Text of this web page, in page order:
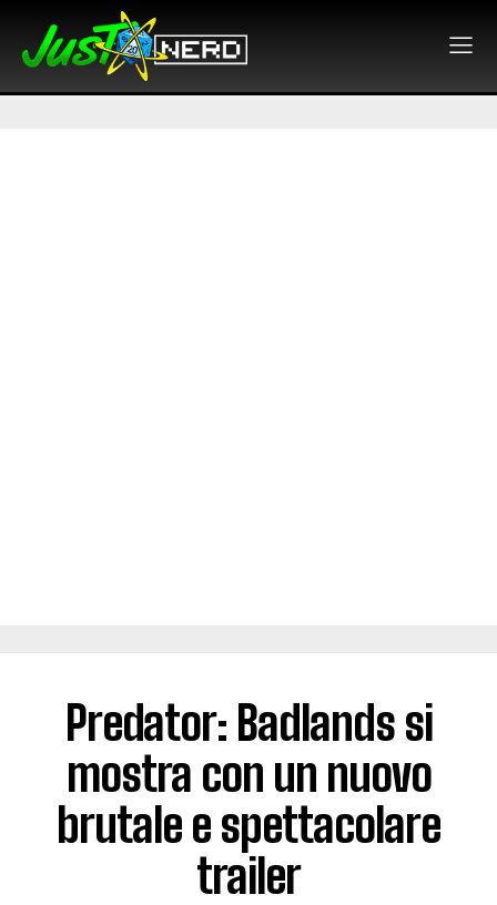
Predator: Badlands si
mostra con un nuovo
brutale e spettacolare
trailer